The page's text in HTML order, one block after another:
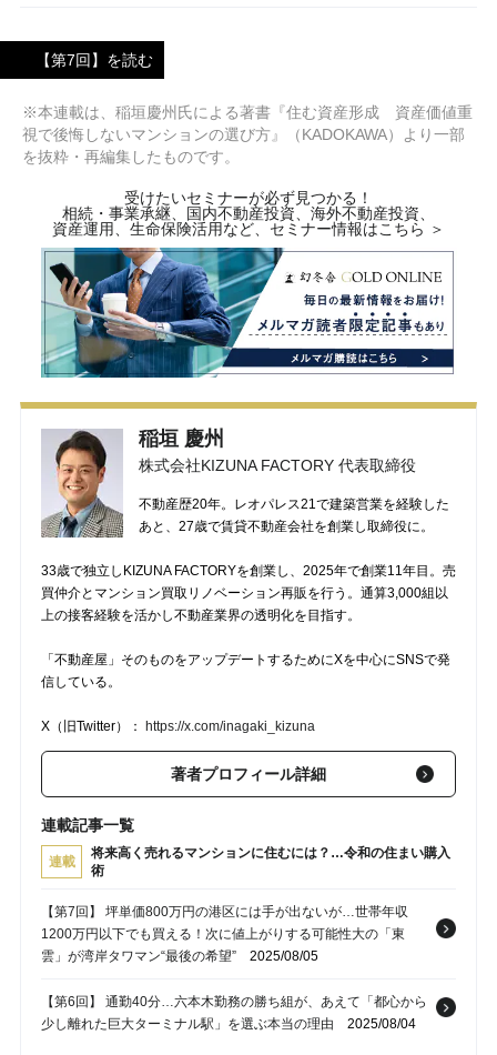
【第7回】を読む
※本連載は、稲垣慶州氏による著書『住む資産形成 資産価値重
視で後悔しないマンションの選び方』（KADOKAWA）より一部
を抜粋・再編集したものです。
受けたいセミナーが必ず見つかる！
相続・事業承継、国内不動産投資、海外不動産投資、
資産運用、生命保険活用など、セミナー情報はこちら ＞
稲垣 慶州
株式会社KIZUNA FACTORY 代表取締役
不動産歴20年。レオパレス21で建築営業を経験した
あと、27歳で賃貸不動産会社を創業し取締役に。
33歳で独立しKIZUNA FACTORYを創業し、2025年で創業11年目。売
買仲介とマンション買取リノベーション再販を行う。通算3,000組以
上の接客経験を活かし不動産業界の透明化を目指す。
「不動産屋」そのものをアップデートするためにXを中心にSNSで発
信している。
X（旧Twitter）： https://x.com/inagaki_kizuna
著者プロフィール詳細
連載記事一覧
連載
将来高く売れるマンションに住むには？…令和の住まい購入
術
【第7回】 坪単価800万円の港区には手が出ないが…世帯年収
1200万円以下でも買える！次に値上がりする可能性大の「東
雲」が湾岸タワマン“最後の希望” 2025/08/05
【第6回】 通勤40分…六本木勤務の勝ち組が、あえて「都心から
少し離れた巨大ターミナル駅」を選ぶ本当の理由 2025/08/04